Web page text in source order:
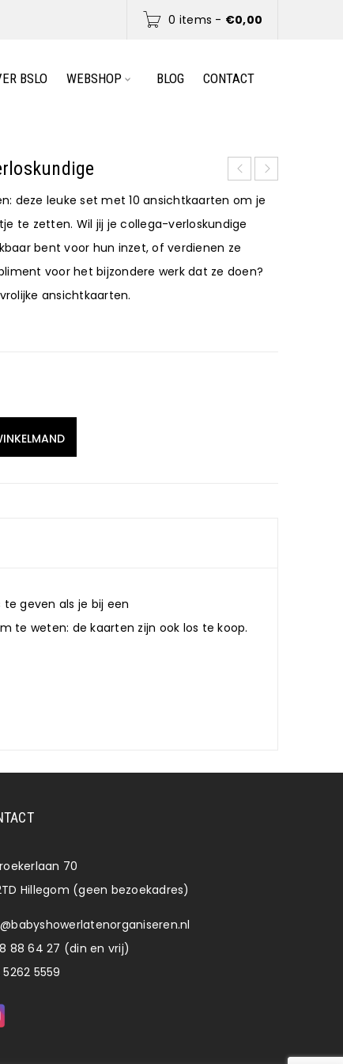
0 items - €0,00
BSLO WEBSHOP BLOG CONTACT
deze leuke set met 10 ansichtkaarten om je
te zetten. Wil jij je collega-verloskundige
bent voor hun inzet, of verdienen ze
voor het bijzondere werk dat ze doen?
ansichtkaarten.
geven als je bij een
te weten: de kaarten zijn ook los te koop.
70
Hillegom (geen bezoekadres)
88 64 27 (din en vrij)
5262 5559